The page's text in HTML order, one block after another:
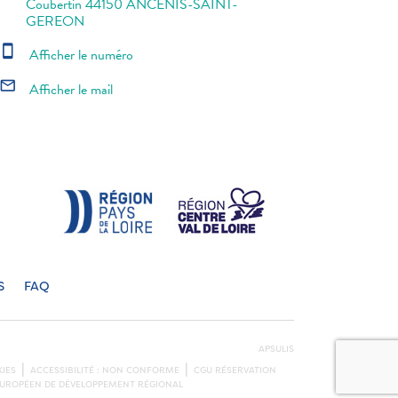
Coubertin 44150 ANCENIS-SAINT-
GEREON
smartphone Afficher le numéro
mail_outline Afficher le mail
FAQ
APSULIS
ACCESSIBILITÉ : NON CONFORME
CGU RÉSERVATION
DE DÉVELOPPEMENT RÉGIONAL